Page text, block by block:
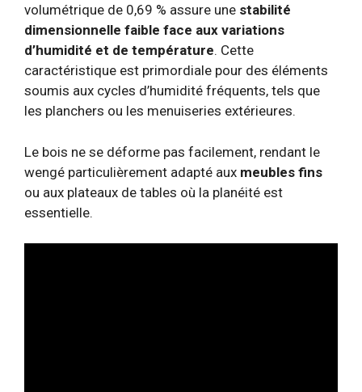
volumétrique de 0,69 % assure une stabilité
dimensionnelle faible face aux variations
d’humidité et de température. Cette
caractéristique est primordiale pour des éléments
soumis aux cycles d’humidité fréquents, tels que
les planchers ou les menuiseries extérieures.
Le bois ne se déforme pas facilement, rendant le
wengé particulièrement adapté aux meubles fins
ou aux plateaux de tables où la planéité est
essentielle.